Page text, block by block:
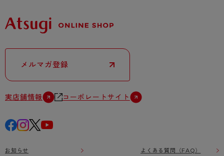
メルマガ登録
実店舗情報 コーポレートサイト
お知らせ よくある質問（FAQ）